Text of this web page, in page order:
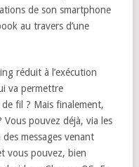
de son smartphone
au travers d’une
réduit à l’exécution
va permettre
fil ? Mais finalement,
Vous pouvez déjà, via les
messages venant
vous pouvez, bien